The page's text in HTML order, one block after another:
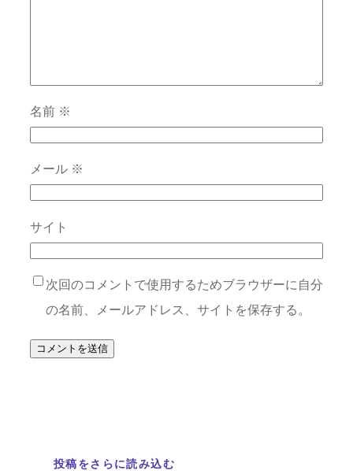
名前 ※
メール ※
サイト
次回のコメントで使用するためブラウザーに自分
の名前、メールアドレス、サイトを保存する。
投稿をさらに読み込む